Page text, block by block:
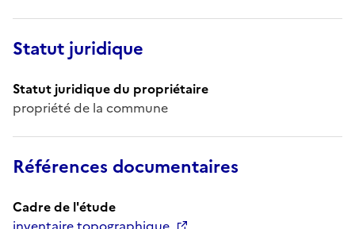
Statut juridique
Statut juridique du propriétaire
propriété de la commune
Références documentaires
Cadre de l'étude